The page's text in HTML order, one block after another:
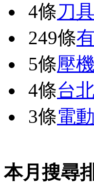
4條刀具
249條
5條壓機
4條台
3條電
本月搜尋